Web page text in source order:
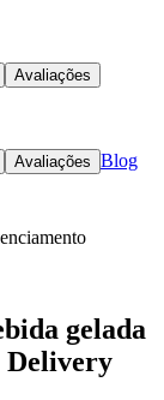
Avaliações
Avaliações Blog
gelada
Delivery